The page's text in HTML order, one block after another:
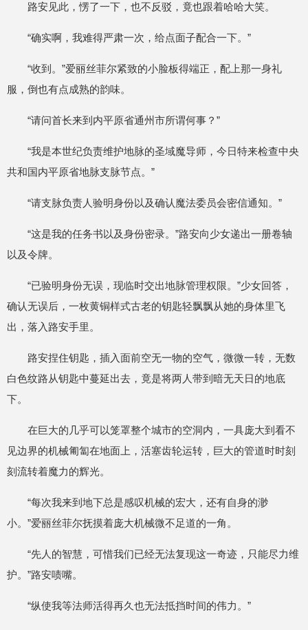
路安见此，愣了一下，也不反驳，竟也跟着哈哈大笑。
“确实啊，我难得严肃一次，给点面子配合一下。”
“收到。”爱丽丝菲尔紧致的小脸板得端正，配上那一身礼
服，倒也有点成熟的韵味。
“请问首长来到内平原省通州市所谓何事？”
“我是本世纪负责维护地脉的圣域魔导师，今日特来检查中央
共和国内平原省地脉支脉节点。”
“请支脉负责人验明身份以及确认魔法委员会密信通知。”
“这是我的任务书以及身份密录。”路安向少女递出一册卷轴
以及令牌。
“已验明身份无误，现临时交出地脉管理权限。”少女回答，
确认无误后，一枚黄铜样式古老的钥匙轻飘飘从她的身体里飞
出，落入路安手里。
路安捏住钥匙，插入面前空无一物的空气，微微一转，无数
白色纹路从钥匙中蔓延出去，竟是将两人带到暗无天日的地底
下。
在巨大的几乎可以笼罩整个城市的空洞内，一具庞大到看不
见边界的机械匍匐在地面上，活塞齿轮运转，巨大的管道时时刻
刻流转着魔力的辉光。
“每次我来到地下总是感叹机械的宏大，还有自身的渺
小。”爱丽丝菲尔抚摸着庞大机械微不足道的一角。
“先人的智慧，可惜我们已经无法复现这一奇迹，只能尽力维
护。”路安啧嘴。
“纵使我等法师活得再久也无法抵挡时间的伟力。”